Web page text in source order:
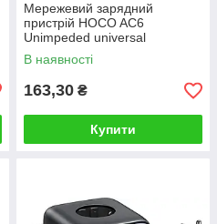
Мережевий зарядний
пристрій HOCO AC6
Unimpeded universal
conversion plug Black
В наявності
163,30 ₴
Купити